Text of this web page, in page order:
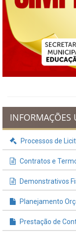
INFORMAÇÕES
Processos de
Contratos e
Demonstrativos
Planejamento
Prestação de